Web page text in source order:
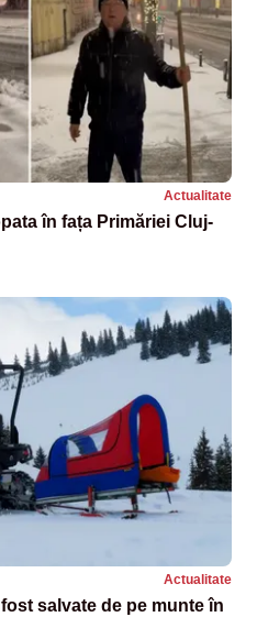
Actualitate
în fața Primăriei Cluj-
Actualitate
salvate de pe munte în